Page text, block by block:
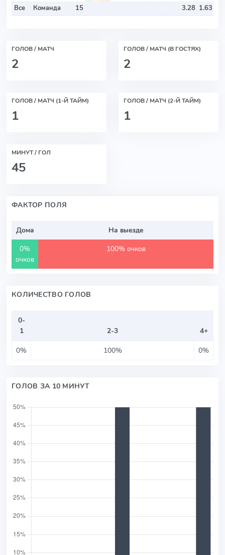
Все Команда 15 3.28 1.63
ГОЛОВ / МАТЧ
2
ГОЛОВ / МАТЧ (В ГОСТЯХ)
2
ГОЛОВ / МАТЧ (1-Й ТАЙМ)
1
ГОЛОВ / МАТЧ (2-Й ТАЙМ)
1
МИНУТ / ГОЛ
45
ФАКТОР ПОЛЯ
Дома
На выезде
0%
очков
100% очков
КОЛИЧЕСТВО ГОЛОВ
0-
1
2-3
4+
0%
100% 0%
ГОЛОВ ЗА 10 МИНУТ